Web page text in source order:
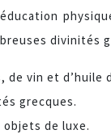
divinités
vin et d’huile
grecques.
de luxe.